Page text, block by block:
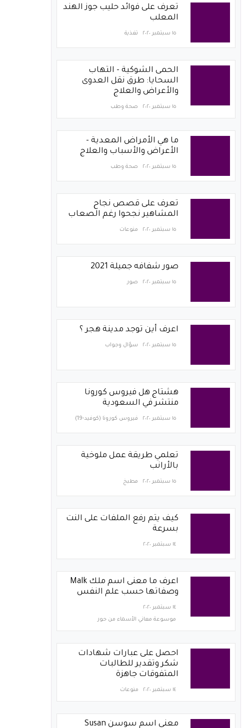
تعرف على فوائد حليب جوز الهند
المعلب
١٥ سبتمبر ٢٠٢٠ تغذية
الحمى الشوكية - التهاب
السحايا: طرق نقل العدوى
والأعراض والعلاج
١٥ سبتمبر ٢٠٢٠ صحة وطب
ما هي الأمراض المعدية -
الأعراض والأسباب والعلاج
١٥ سبتمبر ٢٠٢٠ صحة وطب
تعرف على قصص نجاح
المشاهير نجحوا رغم الصعاب
١٥ سبتمبر ٢٠٢٠ منوعات
صور شفافه جميلة 2021
١٥ سبتمبر ٢٠٢٠ صور
اعرف أين توجد مدينة هجر ؟
١٥ سبتمبر ٢٠٢٠ سؤال وجواب
هشتاج هل فيروس كورونا
منتشر في السعودية
١٥ سبتمبر ٢٠٢٠ فيروس كورونا (كوفيد-19)‏
تعلمي طريقة عمل ملوخية
بالأرانب
١٥ سبتمبر ٢٠٢٠ مطبخ
كيف يتم رفع الملفات على النت
بسرعة
١٤ سبتمبر ٢٠٢٠
اعرف ما معنى اسم ملك Malk
وصفاتها حسب علم النفس
١٤ سبتمبر ٢٠٢٠
موسوعة معاني الأسماء من حور
احصل على عبارات شهادات
شكر وتقدير للطالبات
المتفوقات جاهزة
١٤ سبتمبر ٢٠٢٠ منوعات
معنى اسم سوسن Susan